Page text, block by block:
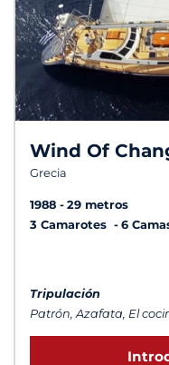
Wind Of
Grecia
1988
29 metros
3 Camarotes
6
Tripulación
Patrón, Azafata, El